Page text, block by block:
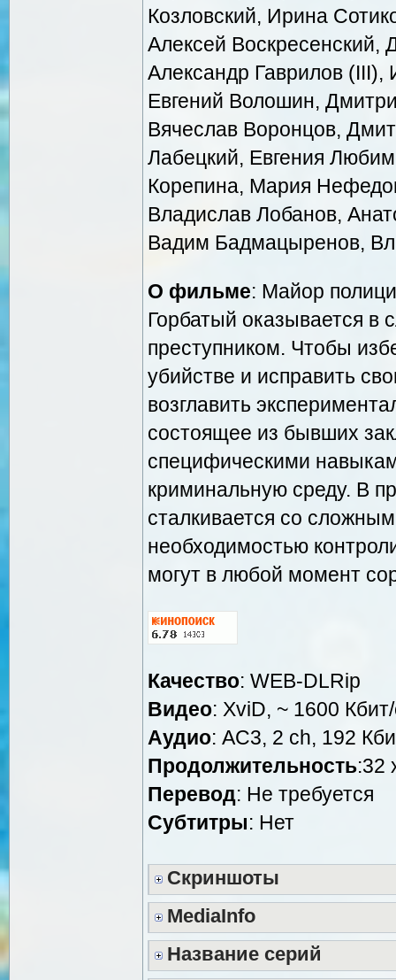
Козловский, Ирина
Алексей Воскресенский,
Александр Гаврилов
Евгений Волошин,
Вячеслав Воронцов,
Лабецкий, Евгения
Корепина, Мария
Владислав Лобанов,
Вадим Бадмацыренов,
О фильме: Майор
Горбатый оказывается в
преступником. Чтобы
убийстве и исправить
возглавить
состоящее из бывших
специфическими
криминальную среду. В
сталкивается со
необходимостью
могут в любой момент
Качество: WEB-DLRip
Видео: XviD, ~ 1600
Аудио: AC3, 2 ch, 192
Продолжительность:32
Перевод: Не требуется
Субтитры: Нет
Скриншоты
MediaInfo
Название серий